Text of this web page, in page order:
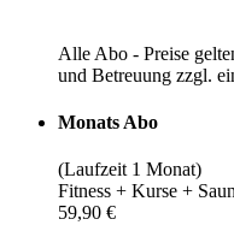
Alle Abo - Preise
und Betreuung zzgl.
Monats Abo
(Laufzeit 1 Monat)
Fitness + Kurse +
59,90 €